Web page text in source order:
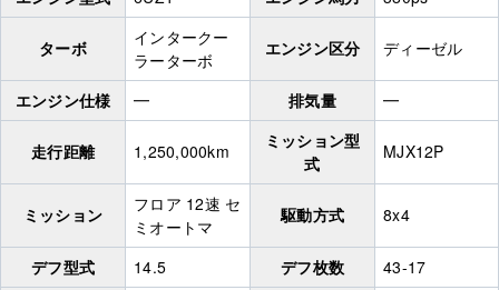
ターボ
インタークー
ラーターボ
エンジン区分 ディーゼル
エンジン仕様 ━ 排気量 ━
走行距離 1,250,000km
ミッション型
式
MJX12P
ミッション
フロア 12速 セ
ミオートマ
駆動方式 8x4
デフ型式 14.5 デフ枚数
43-17